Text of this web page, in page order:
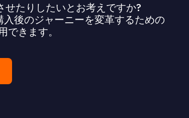
たりしたいとお考えですか?
後のジャーニーを変革するための
きます。